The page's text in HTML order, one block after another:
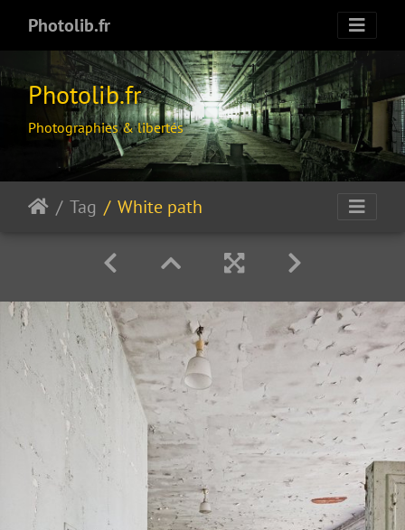
Photolib.fr
Photolib.fr
Photographies & libertés
Tag White path